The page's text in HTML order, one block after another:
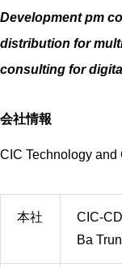
Development pm
distribution for
consulting for
会社情報
CIC Technology
本社
CIC-
Ba